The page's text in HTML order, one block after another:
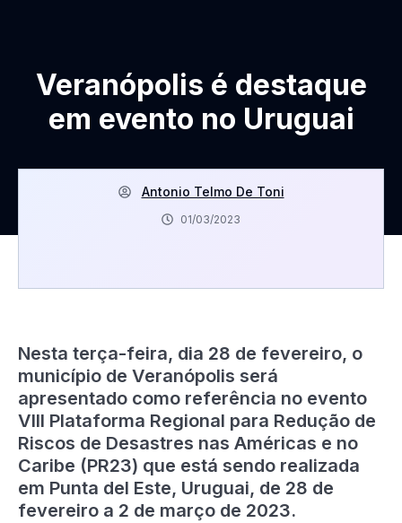
Veranópolis é destaque
em evento no Uruguai
Antonio Telmo De Toni
01/03/2023
Nesta terça-feira, dia 28 de fevereiro, o
município de Veranópolis será
apresentado como referência no evento
VIII Plataforma Regional para Redução de
Riscos de Desastres nas Américas e no
Caribe (PR23) que está sendo realizada
em Punta del Este, Uruguai, de 28 de
fevereiro a 2 de março de 2023.